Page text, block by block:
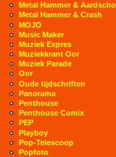
Metal Hammer &
Metal Hammer & Crash
MOJO
Music Maker
Muziek Expres
Muziekkrant Oor
Muziek Parade
Oor
Oude tijdschriften
Panorama
Penthouse
Penthouse Comix
PEP
Playboy
Pop-Telescoop
Popfoto